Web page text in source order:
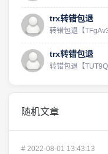
trx转错包退
转错包退【
trx转错包退
转错包退【
随机文章
# 2022-08-01 13:43:13